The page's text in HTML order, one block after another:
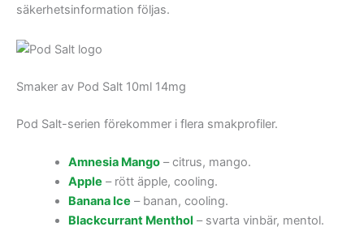
säkerhetsinformation följas.
Smaker av Pod Salt 10ml 14mg
Pod Salt-serien förekommer i flera smakprofiler.
Amnesia Mango– citrus, mango.
Apple – rött äpple, cooling.
Banana Ice – banan, cooling.
Blackcurrant Menthol – svarta vinbär, mentol.